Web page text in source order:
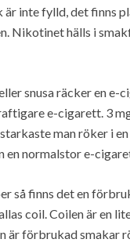
är inte fylld, det finns
Nikotinet hälls i
snusa räcker en e-
e-cigarett. 3
man röker i
en normalstor e-
så finns det en
coil. Coilen är en
är förbrukad smakar